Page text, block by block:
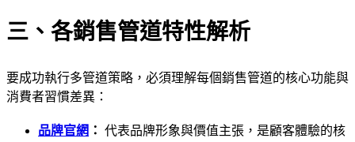
三、各銷售管道特性解析
要成功執行多管道策略，必須理解每個銷售管道的核心功能與
消費者習慣差異：
品牌官網 ： 代表品牌形象與價值主張，是顧客體驗的核